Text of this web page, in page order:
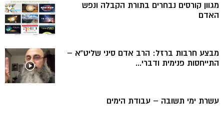
מגוון קורסים נבחרים בתורת הקבלה ונפש
האדם
מבצע חרבות ברזל: הרב אדם סיני שליט”א –
התייחסות פנימית ודברי...
עשרת ימי תשובה – עבודת הימים